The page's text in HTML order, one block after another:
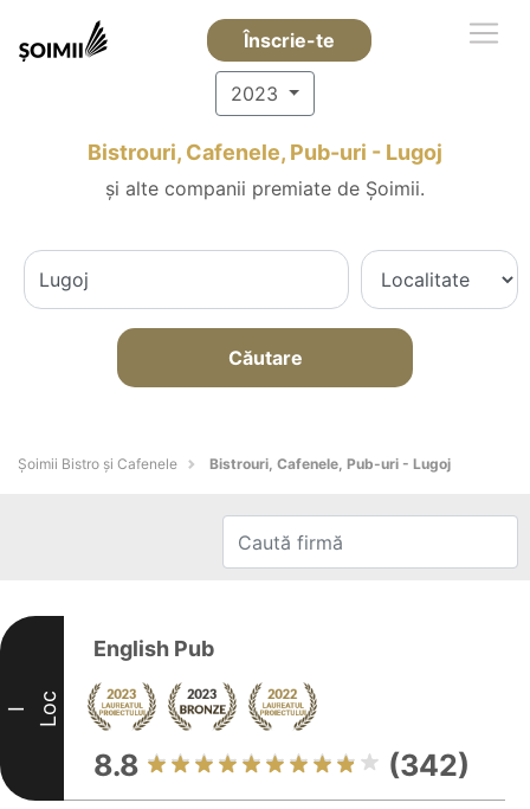
Înscrie-te
2023
Bistrouri, Cafenele, Pub-uri - Lugoj
și alte companii premiate de Șoimii.
Căutare
Șoimii Bistro și Cafenele Bistrouri, Cafenele, Pub-uri - Lugoj
I Loc
English Pub
8.8 (342)